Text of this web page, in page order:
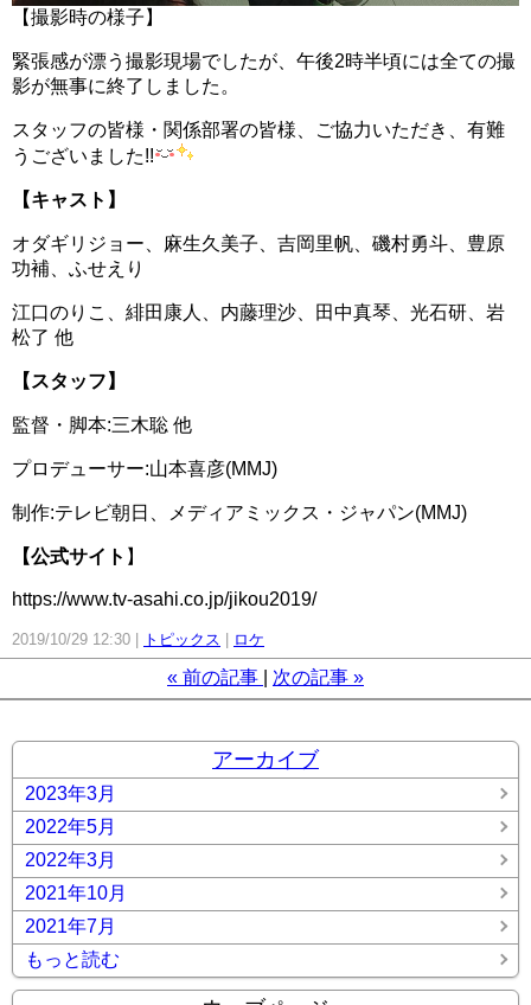
【撮影時の様子】
緊張感が漂う撮影現場でしたが、午後2時半頃には全ての撮
影が無事に終了しました。
スタッフの皆様・関係部署の皆様、ご協力いただき、有難
うございました!!
【キャスト】
オダギリジョー、麻生久美子、吉岡里帆、磯村勇斗、豊原
功補、ふせえり
江口のりこ、緋田康人、内藤理沙、田中真琴、光石研、岩
松了 他
【スタッフ】
監督・脚本:三木聡 他
プロデューサー:山本喜彦(MMJ)
制作:テレビ朝日、メディアミックス・ジャパン(MMJ)
【公式サイト 】
https://www.tv-asahi.co.jp/jikou2019/
2019/10/29 12:30 トピックス ロケ
« 前の記事 次の記事 »
アーカイブ
2023年3月
2022年5月
2022年3月
2021年10月
2021年7月
もっと読む